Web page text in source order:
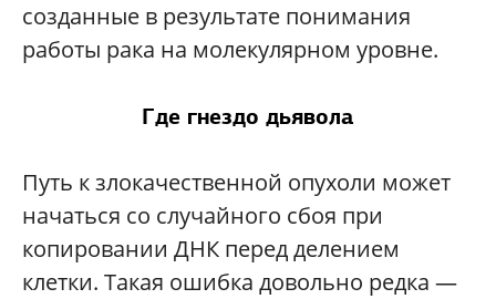
созданные в результате понимания
работы рака на молекулярном уровне.
Где гнездо дьявола
Путь к злокачественной опухоли может
начаться со случайного сбоя при
копировании ДНК перед делением
клетки. Такая ошибка довольно редка —